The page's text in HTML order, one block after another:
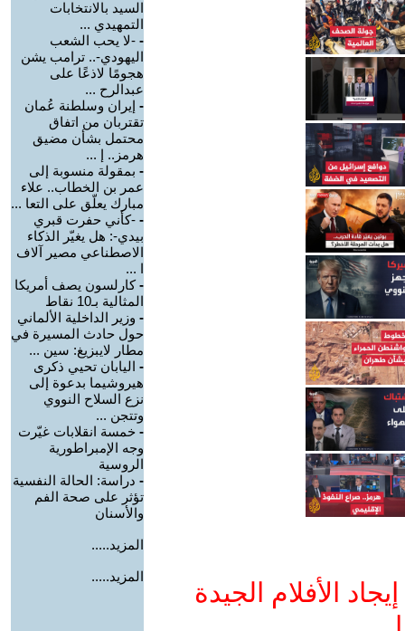
الأفلام الجيدة
السيد بالانتخابات
التمهيدي ...
- -لا يحب الشعب
اليهودي-.. ترامب يشن
هجومًا لاذعًا على
عبدالرح ...
- إيران وسلطنة عُمان
تقتربان من اتفاق
محتمل بشأن مضيق
هرمز.. إ ...
- بمقولة منسوبة إلى
عمر بن الخطاب.. علاء
مبارك يعلّق على التعا ...
- -كأني حفرت قبري
بيدي-: هل يغيّر الذكاء
الاصطناعي مصير آلاف
ا ...
-كارلسون يصف أمريكا
المثالية بـ10 نقاط
- وزير الداخلية الألماني
حول حادث المسيرة في
مطار لايبزيغ: سين ...
- اليابان تحيي ذكرى
هيروشيما بدعوة إلى
نزع السلاح النووي
وتتجن ...
- خمسة انقلابات غيّرت
وجه الإمبراطورية
الروسية
- دراسة: الحالة النفسية
تؤثر على صحة الفم
والأسنان
المزيد.....
المزيد.....